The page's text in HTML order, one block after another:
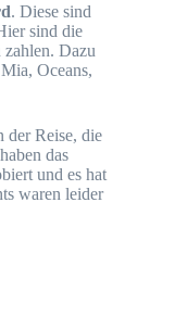
. Diese sind
sind die
zahlen. Dazu
Oceans,
der Reise, die
das
und es hat
waren leider